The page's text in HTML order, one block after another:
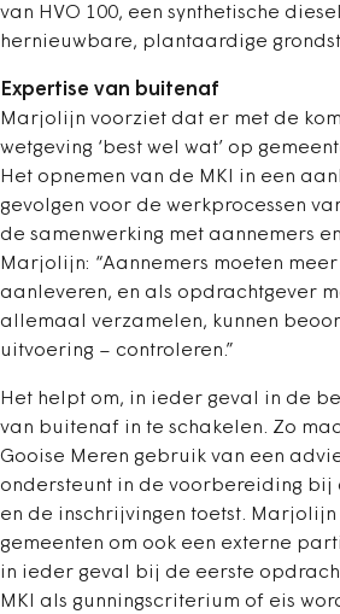
van HVO 100, een synthetische
hernieuwbare, plantaardige
Expertise van buitenaf
Marjolijn voorziet dat er met de
wetgeving ‘best wel wat’ op
Het opnemen van de MKI in een
gevolgen voor de werkprocessen
de samenwerking met aannemers
Marjolijn: “Aannemers moeten
aanleveren, en als opdrachtgever
allemaal verzamelen, kunnen
uitvoering – controleren.”
Het helpt om, in ieder geval in de
van buitenaf in te schakelen. Zo
Gooise Meren gebruik van een
ondersteunt in de voorbereiding bij
en de inschrijvingen toetst.
gemeenten om ook een externe
in ieder geval bij de eerste
MKI als gunningscriterium of eis